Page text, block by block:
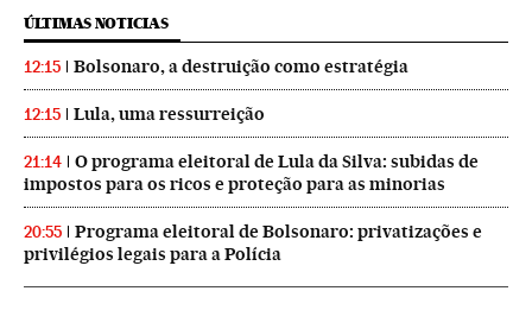
ÚLTIMAS NOTICIAS
12:15 Bolsonaro, a destruição como estratégia
12:15 Lula, uma ressurreição
21:14
O programa eleitoral de Lula da Silva: subidas de
impostos para os ricos e proteção para as minorias
20:55
Programa eleitoral de Bolsonaro: privatizações e
privilégios legais para a Polícia